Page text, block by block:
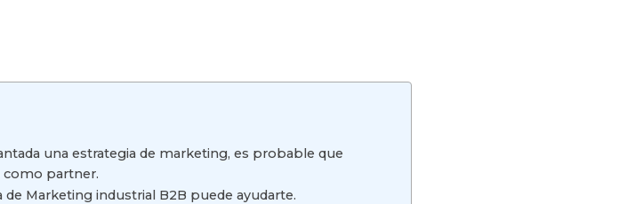
una estrategia de marketing, es probable que
como partner.
Marketing industrial B2B puede ayudarte.